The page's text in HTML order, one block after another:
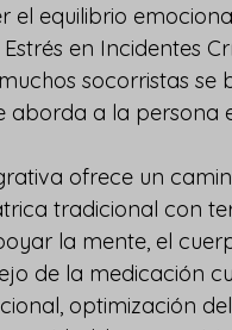
el equilibrio
Estrés en Incidentes
socorristas
aborda a la persona
ofrece un
tradicional con
la mente, el
de la medicación
optimización